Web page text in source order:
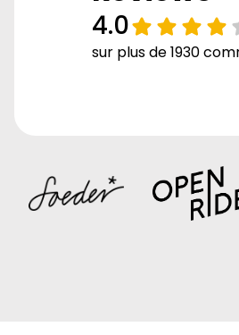
4.0
sur plus de 1930